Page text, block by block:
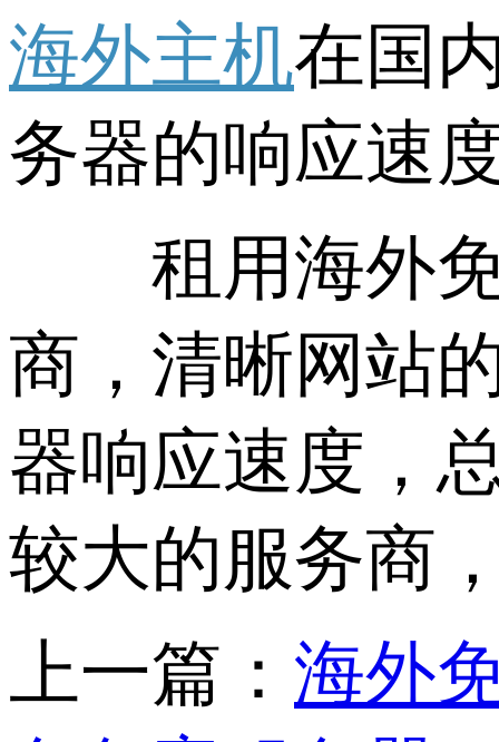
海外主机在国
务器的响应速
租用海外免
商，清晰网站
器响应速度，
较大的服务商
上一篇： 海外